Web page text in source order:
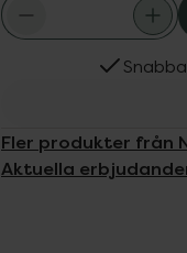
Fler produkter från
Aktuella